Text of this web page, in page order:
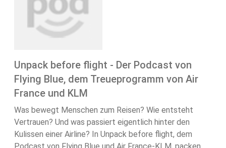
Unpack before flight - Der Podcast von
Flying Blue, dem Treueprogramm von Air
France und KLM
Was bewegt Menschen zum Reisen? Wie entsteht
Vertrauen? Und was passiert eigentlich hinter den
Kulissen einer Airline? In Unpack before flight, dem